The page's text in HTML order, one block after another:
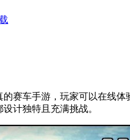
的赛车手游，玩家可以在线体
计独特且充满挑战。